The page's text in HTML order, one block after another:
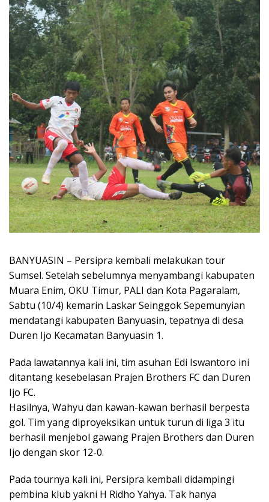
BANYUASIN – Persipra kembali melakukan tour
Sumsel. Setelah sebelumnya menyambangi kabupaten
Muara Enim, OKU Timur, PALI dan Kota Pagaralam,
Sabtu (10/4) kemarin Laskar Seinggok Sepemunyian
mendatangi kabupaten Banyuasin, tepatnya di desa
Duren Ijo Kecamatan Banyuasin 1.
Pada lawatannya kali ini, tim asuhan Edi Iswantoro ini
ditantang kesebelasan Prajen Brothers FC dan Duren
Ijo FC.
Hasilnya, Wahyu dan kawan-kawan berhasil berpesta
gol. Tim yang diproyeksikan untuk turun di liga 3 itu
berhasil menjebol gawang Prajen Brothers dan Duren
Ijo dengan skor 12-0.
Pada tournya kali ini, Persipra kembali didampingi
pembina klub yakni H Ridho Yahya. Tak hanya